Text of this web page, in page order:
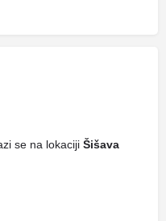
se na lokaciji Šišava